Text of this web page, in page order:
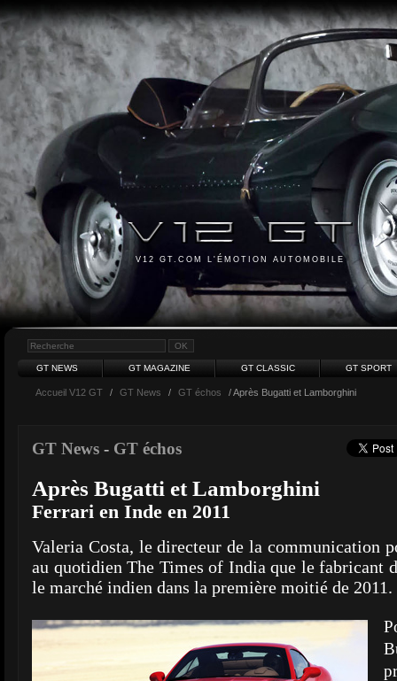
V12 GT.COM L'ÉMOTION AUTOMOBILE
GT NEWS GT MAGAZINE GT CLASSIC GT SPORT
Accueil V12 GT / GT News / GT échos / Après Bugatti et Lamborghini
GT News - GT échos
Après Bugatti et Lamborghini
Ferrari en Inde en 2011
Valeria Costa, le directeur de la communication
au quotidien The Times of India que le fabricant
le marché indien dans la première moitié de 2011.